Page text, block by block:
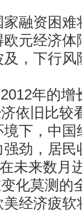
融资困难
元经济体
，下行风
年的增
依旧比较
下，中国
劲，居民
未来数月
化莫测的
经济疲软